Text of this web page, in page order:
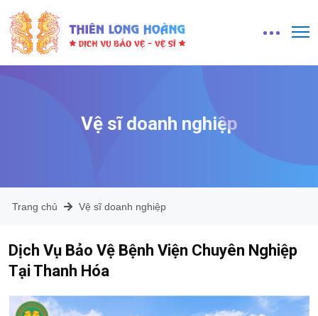
Vệ sĩ doanh nghiệp
Trang chủ Vệ sĩ doanh nghiệp
Dịch Vụ Bảo Vệ Bệnh Viện Chuyên Nghiệp
Tại Thanh Hóa